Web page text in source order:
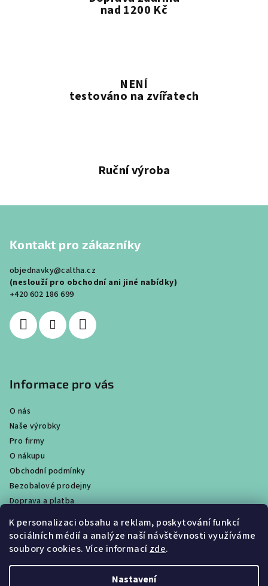
K personalizaci obsahu a reklam, poskytování funkcí
sociálních médií a analýze naší návštěvnosti využíváme
soubory cookies. Více informacízde.
Nastavení
nad 1200 Kč
NENÍ
testováno na zvířatech
Ruční výroba
Kontakt pro zákazníky
objednavky@caltha.cz
(neslouží pro obchodní ani jiné nabídky)
+420 602 186 699
Informace pro vás
O nás
Naše výrobky
Pro firmy
O nákupu
Obchodní podmínky
Bezobalové prodejny
Doprava a platba
Ochrana osobních údajů / GDPR
Věrnostní program
Obchody